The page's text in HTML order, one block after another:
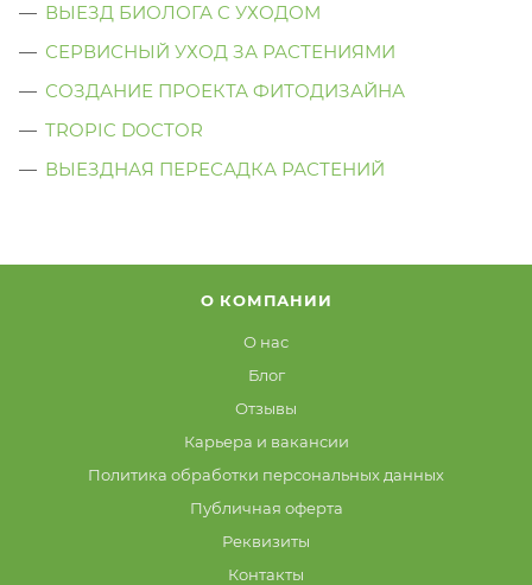
ВЫЕЗД БИОЛОГА C УХОДОМ
СЕРВИСНЫЙ УХОД ЗА РАСТЕНИЯМИ
СОЗДАНИЕ ПРОЕКТА ФИТОДИЗАЙНА
TROPIC DOCTOR
ВЫЕЗДНАЯ ПЕРЕСАДКА РАСТЕНИЙ
О КОМПАНИИ
О нас
Блог
Отзывы
Карьера и вакансии
Политика обработки персональных данных
Публичная оферта
Реквизиты
Контакты